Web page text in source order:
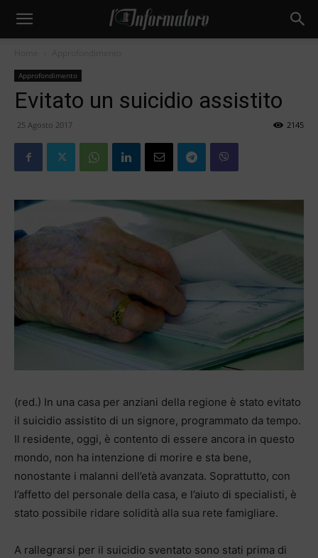
Approfondimento
Evitato un suicidio assistito
25 Agosto 2017 2145
(red.) In una casa per anziani della regione è stato evitato
il suicidio assistito di un signore, programmato da tempo.
Il residente, oggi, è contento di essere ancora in questo
mondo, non ha intenzione di morire e sta bene,
nonostante i malanni dell’età avanzata. Soprattutto, con
l’affetto del personale della casa, e l’aiuto di specialisti, è
stato possibile ridare solidità alla sua rete famigliare.
A rallegrarsi per il suicidio sventato sono stati prima di